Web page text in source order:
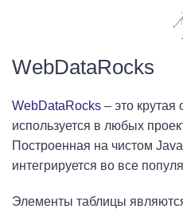
WebDataRocks
WebDataRocks – это крутая
используется в любых
Построенная на чистом
интегрируется во все
Элементы таблицы